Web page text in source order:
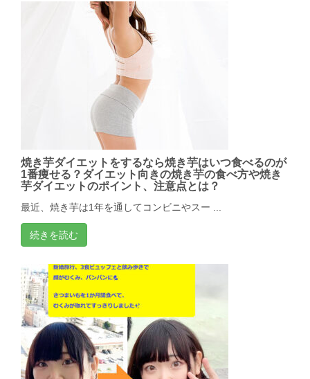
焼き芋ダイエットをするなら焼き芋はいつ食べるのが
1番痩せる？ダイエット向きの焼き芋の食べ方や焼き
芋ダイエットのポイント、注意点とは？
最近、焼き芋は1年を通してコンビニやスー ...
続きを読む